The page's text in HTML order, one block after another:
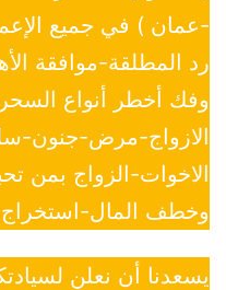
-عمان ) في جميع
رد المطلقة-موافقة
وفك أخطر أنواع
الازواج-مرض-جنون-
الاخوات-الزواج بمن
وخطف المال-استخراج
يسعدنا أن نعلن